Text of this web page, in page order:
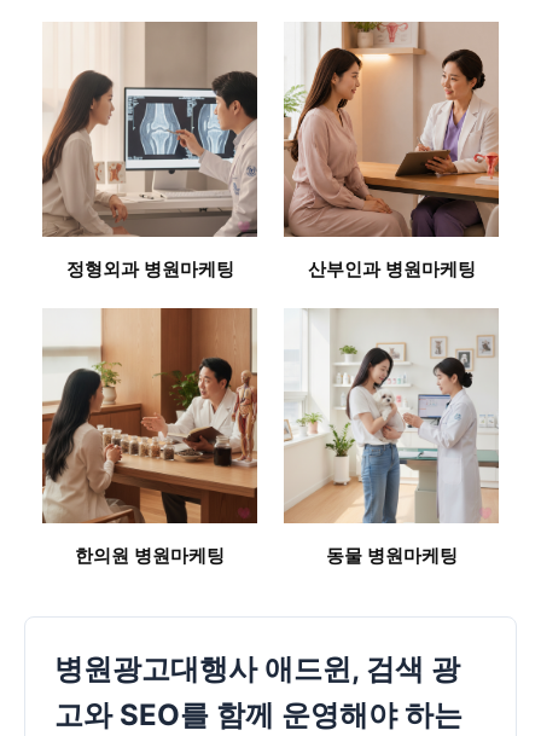
정형외과 병원마케팅 산부인과 병원마케팅
한의원 병원마케팅 동물 병원마케팅
병원광고대행사 애드윈, 검색 광
고와 SEO를 함께 운영해야 하는